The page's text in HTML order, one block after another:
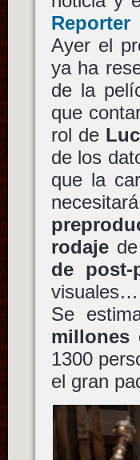
Reporter
Ayer el
ya ha
de la
que
rol de
de los
que la
rodajede
de post-
visuales…
Se
millones
1300
el gran